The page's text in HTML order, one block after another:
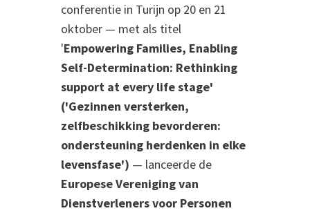
conferentie in Turijn op 20 en 21
oktober — met als titel
'Empowering Families, Enabling
Self-Determination: Rethinking
support at every life stage'
('Gezinnen versterken,
zelfbeschikking bevorderen:
ondersteuning herdenken in elke
levensfase') — lanceerde de
Europese Vereniging van
Dienstverleners voor Personen